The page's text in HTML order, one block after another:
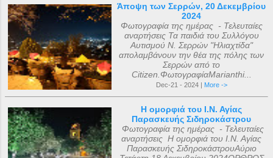
Άποψη των Σερρών, 20 Δεκεμβρίου
2024
Φωτογραφία της ημέρας - Τελευταίες
αναρτήσεις Τα παιδιά του Συλλόγου
Αυτισμού Ν. Σερρών "Ηλιαχτίδα"
απολαμβάνουν την θέα της πόλης των
Σερρών από το
Citizen.ΦωτογραφίαMarianthi...
Dec-21 - 2024 | More ->
Η ομορφιά του Ι.Ν. Αγίας
Παρασκευής Σιδηροκάστρου
Φωτογραφία της ημέρας - Τελευταίες
αναρτήσεις Η ομορφιά του Ι.Ν. Αγίας
Παρασκευής ΣιδηροκάστρουΑύριο